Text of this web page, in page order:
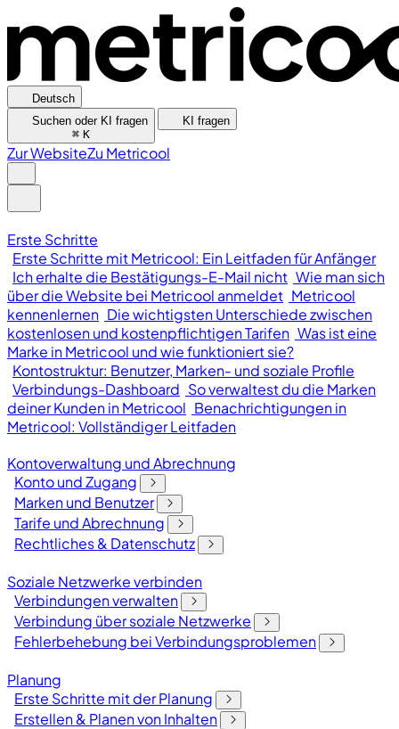
Deutsch
Suchen oder KI fragen
⌘ K
KI fragen
Zur WebsiteZu Metricool
Erste Schritte
Erste Schritte mit Metricool: Ein Leitfaden für Anfänger
Ich erhalte die Bestätigungs-E-Mail nicht Wie man sich
über die Website bei Metricool anmeldet Metricool
kennenlernen Die wichtigsten Unterschiede zwischen
kostenlosen und kostenpflichtigen Tarifen Was ist eine
Marke in Metricool und wie funktioniert sie?
Kontostruktur: Benutzer, Marken- und soziale Profile
Verbindungs-Dashboard So verwaltest du die Marken
deiner Kunden in Metricool Benachrichtigungen in
Metricool: Vollständiger Leitfaden
Kontoverwaltung und Abrechnung
Konto und Zugang
Marken und Benutzer
Tarife und Abrechnung
Rechtliches & Datenschutz
Soziale Netzwerke verbinden
Verbindungen verwalten
Verbindung über soziale Netzwerke
Fehlerbehebung bei Verbindungsproblemen
Planung
Erste Schritte mit der Planung
Erstellen & Planen von Inhalten